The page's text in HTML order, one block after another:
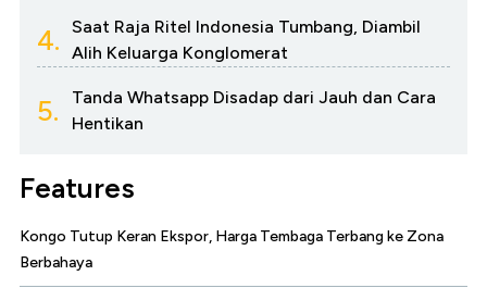
4.
Saat Raja Ritel Indonesia Tumbang, Diambil
Alih Keluarga Konglomerat
5.
Tanda Whatsapp Disadap dari Jauh dan Cara
Hentikan
Features
Kongo Tutup Keran Ekspor, Harga Tembaga Terbang ke Zona
Berbahaya